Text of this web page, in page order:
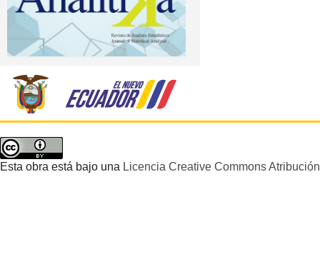
Esta obra está bajo una Licencia Creative Commons